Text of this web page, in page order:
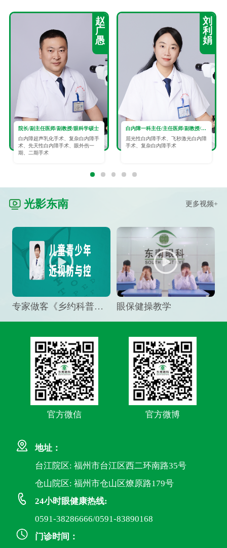
赵
广
愚
院长/副主任医师/副教授/眼科学硕士
白内障超声乳化手术、复杂白内障手
术、先天性白内障手术、眼外伤一
期、二期手术
刘
利
娟
白内障一科主任/主任医师/副教授/眼科学硕士
屈光性白内障手术、飞秒激光白内障
手术、复杂白内障手术
光影东南 更多视频+
专家做客《乡约科普》栏目，预防孩子近视竟然这么“简单” 眼保健操教学
官方微信 官方微博
地址：
台江院区: 福州市台江区西二环南路35号
仓山院区: 福州市仓山区燎原路179号
24小时眼健康热线:
0591-38286666/0591-83890168
门诊时间：